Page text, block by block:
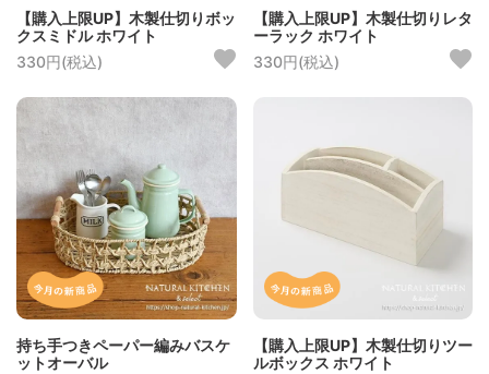
【購入上限UP】木製仕切りボッ
クスミドル ホワイト
330円(税込)
【購入上限UP】木製仕切りレタ
ーラック ホワイト
330円(税込)
持ち手つきペーパー編みバスケ
ットオーバル
【購入上限UP】木製仕切りツー
ルボックス ホワイト